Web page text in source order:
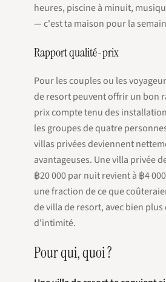
heures, piscine à minuit,
— c'est ta maison pour la
Rapport qualité-prix
Pour les couples ou les
de resort peuvent offrir un bon
prix compte tenu des
les groupes de quatre
villas privées deviennent
avantageuses. Une villa privée
฿20 000 par nuit revient à ฿4
une fraction de ce que
de villa de resort, avec bien plus
d'intimité.
Pour qui, quoi ?